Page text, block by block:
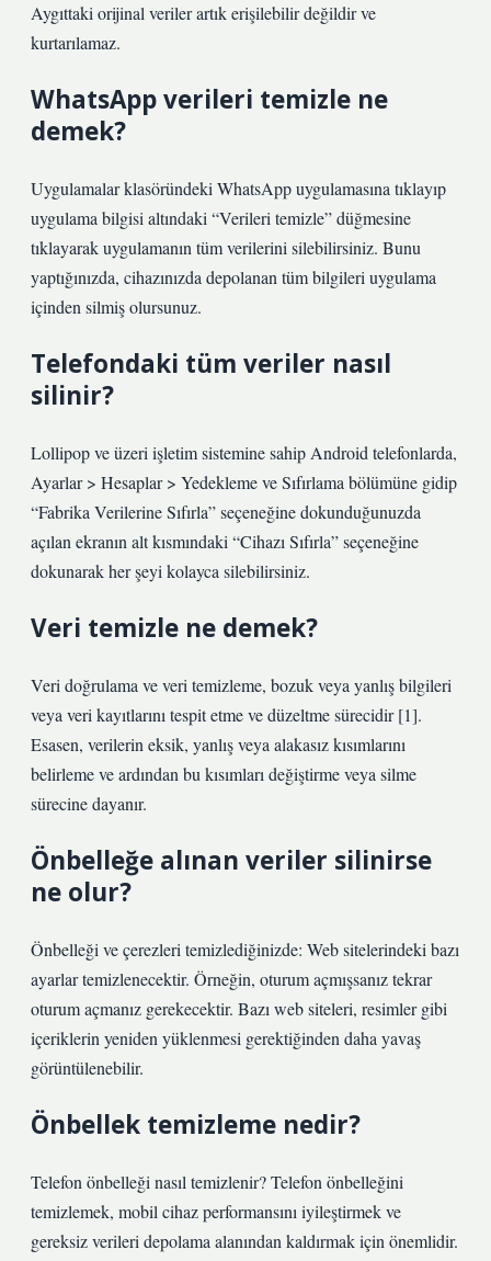
Aygıttaki orijinal veriler artık erişilebilir değildir ve
kurtarılamaz.
WhatsApp verileri temizle ne
demek?
Uygulamalar klasöründeki WhatsApp uygulamasına tıklayıp
uygulama bilgisi altındaki “Verileri temizle” düğmesine
tıklayarak uygulamanın tüm verilerini silebilirsiniz. Bunu
yaptığınızda, cihazınızda depolanan tüm bilgileri uygulama
içinden silmiş olursunuz.
Telefondaki tüm veriler nasıl
silinir?
Lollipop ve üzeri işletim sistemine sahip Android telefonlarda,
Ayarlar > Hesaplar > Yedekleme ve Sıfırlama bölümüne gidip
“Fabrika Verilerine Sıfırla” seçeneğine dokunduğunuzda
açılan ekranın alt kısmındaki “Cihazı Sıfırla” seçeneğine
dokunarak her şeyi kolayca silebilirsiniz.
Veri temizle ne demek?
Veri doğrulama ve veri temizleme, bozuk veya yanlış bilgileri
veya veri kayıtlarını tespit etme ve düzeltme sürecidir [1].
Esasen, verilerin eksik, yanlış veya alakasız kısımlarını
belirleme ve ardından bu kısımları değiştirme veya silme
sürecine dayanır.
Önbelleğe alınan veriler silinirse
ne olur?
Önbelleği ve çerezleri temizlediğinizde: Web sitelerindeki bazı
ayarlar temizlenecektir. Örneğin, oturum açmışsanız tekrar
oturum açmanız gerekecektir. Bazı web siteleri, resimler gibi
içeriklerin yeniden yüklenmesi gerektiğinden daha yavaş
görüntülenebilir.
Önbellek temizleme nedir?
Telefon önbelleği nasıl temizlenir? Telefon önbelleğini
temizlemek, mobil cihaz performansını iyileştirmek ve
gereksiz verileri depolama alanından kaldırmak için önemlidir.